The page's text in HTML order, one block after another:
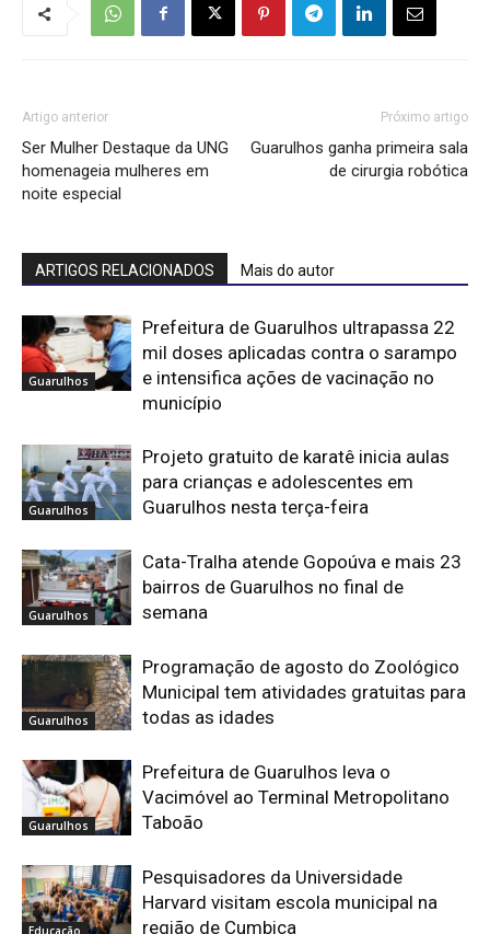
Artigo anterior
Ser Mulher Destaque da UNG
homenageia mulheres em
noite especial
Próximo artigo
Guarulhos ganha primeira sala
de cirurgia robótica
ARTIGOS RELACIONADOS Mais do autor
Guarulhos
Prefeitura de Guarulhos ultrapassa 22
mil doses aplicadas contra o sarampo
e intensifica ações de vacinação no
município
Guarulhos
Projeto gratuito de karatê inicia aulas
para crianças e adolescentes em
Guarulhos nesta terça-feira
Guarulhos
Cata-Tralha atende Gopoúva e mais 23
bairros de Guarulhos no final de
semana
Guarulhos
Programação de agosto do Zoológico
Municipal tem atividades gratuitas para
todas as idades
Guarulhos
Prefeitura de Guarulhos leva o
Vacimóvel ao Terminal Metropolitano
Taboão
Educação
Pesquisadores da Universidade
Harvard visitam escola municipal na
região de Cumbica